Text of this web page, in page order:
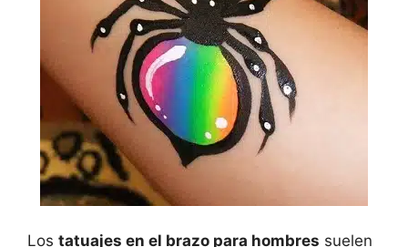
Los tatuajes en el brazo para hombres suelen